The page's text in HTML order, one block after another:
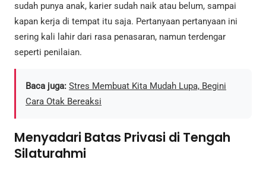
sudah punya anak, karier sudah naik atau belum, sampai
kapan kerja di tempat itu saja. Pertanyaan pertanyaan ini
sering kali lahir dari rasa penasaran, namun terdengar
seperti penilaian.
Baca juga: Stres Membuat Kita Mudah Lupa, Begini
Cara Otak Bereaksi
Menyadari Batas Privasi di Tengah
Silaturahmi